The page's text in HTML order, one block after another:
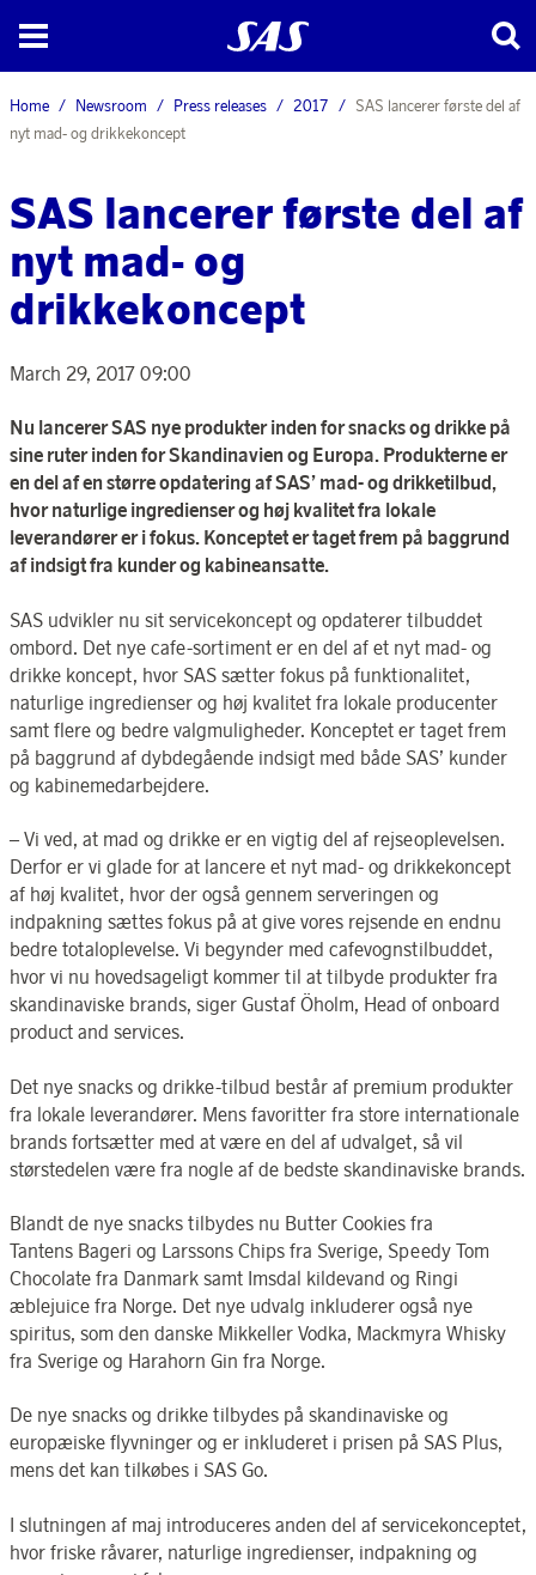
Home Newsroom Press releases 2017
SAS lancerer første del af
nyt mad- og drikkekoncept
SAS lancerer første del af
nyt mad- og
drikkekoncept
March 29, 2017 09:00
Nu lancerer SAS nye produkter inden for snacks og drikke på
sine ruter inden for Skandinavien og Europa. Produkterne er
en del af en større opdatering af SAS’ mad- og drikketilbud,
hvor naturlige ingredienser og høj kvalitet fra lokale
leverandører er i fokus. Konceptet er taget frem på baggrund
af indsigt fra kunder og kabineansatte.
SAS udvikler nu sit servicekoncept og opdaterer tilbuddet
ombord. Det nye cafe-sortiment er en del af et nyt mad- og
drikke koncept, hvor SAS sætter fokus på funktionalitet,
naturlige ingredienser og høj kvalitet fra lokale producenter
samt flere og bedre valgmuligheder. Konceptet er taget frem
på baggrund af dybdegående indsigt med både SAS’ kunder
og kabinemedarbejdere.
– Vi ved, at mad og drikke er en vigtig del af rejseoplevelsen.
Derfor er vi glade for at lancere et nyt mad- og drikkekoncept
af høj kvalitet, hvor der også gennem serveringen og
indpakning sættes fokus på at give vores rejsende en endnu
bedre totaloplevelse. Vi begynder med cafevognstilbuddet,
hvor vi nu hovedsageligt kommer til at tilbyde produkter fra
skandinaviske brands, siger Gustaf Öholm, Head of onboard
product and services.
Det nye snacks og drikke-tilbud består af premium produkter
fra lokale leverandører. Mens favoritter fra store internationale
brands fortsætter med at være en del af udvalget, så vil
størstedelen være fra nogle af de bedste skandinaviske brands.
Blandt de nye snacks tilbydes nu Butter Cookies fra
Tantens Bageri og Larssons Chips fra Sverige, Speedy Tom
Chocolate fra Danmark samt Imsdal kildevand og Ringi
æblejuice fra Norge. Det nye udvalg inkluderer også nye
spiritus, som den danske Mikkeller Vodka, Mackmyra Whisky
fra Sverige og Harahorn Gin fra Norge.
De nye snacks og drikke tilbydes på skandinaviske og
europæiske flyvninger og er inkluderet i prisen på SAS Plus,
mens det kan tilkøbes i SAS Go.
I slutningen af maj introduceres anden del af servicekonceptet,
hvor friske råvarer, naturlige ingredienser, indpakning og